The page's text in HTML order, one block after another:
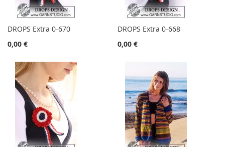
DROPS Extra 0-670
0,00 €
DROPS Extra 0-668
0,00 €